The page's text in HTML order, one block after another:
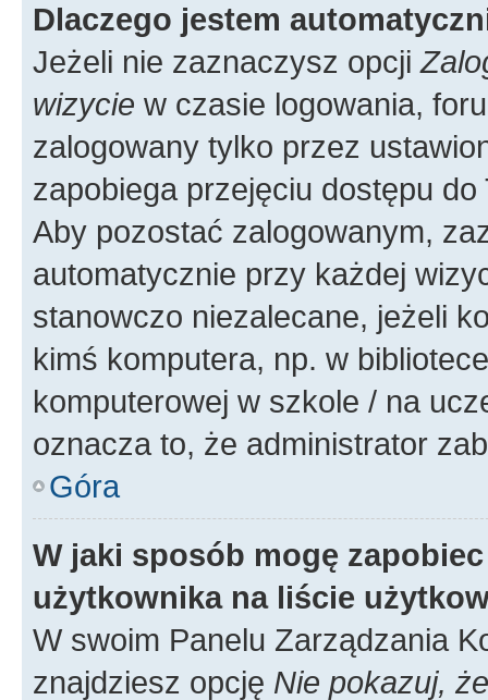
Dlaczego jestem
Jeżeli nie zaznaczysz opcji
wizycie w czasie logowania,
zalogowany tylko przez
zapobiega przejęciu dostępu
Aby pozostać zalogowanym,
automatycznie przy każdej
stanowczo niezalecane, jeżeli
kimś komputera, np. w
komputerowej w szkole / na
oznacza to, że administrator
Góra
W jaki sposób mogę
użytkownika na liście
W swoim Panelu Zarządzania
znajdziesz opcję Nie pokazuj,